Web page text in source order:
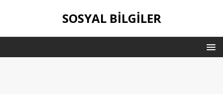
SOSYAL BILGILER